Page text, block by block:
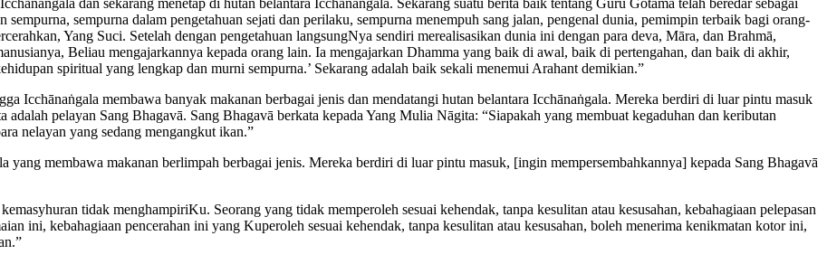
dan sekarang menetap di hutan belantara Icchānaṅgala. Sekarang suatu berita baik tentang Guru Gotama telah beredar sebagai
sempurna dalam pengetahuan sejati dan perilaku, sempurna menempuh sang jalan, pengenal dunia, pemimpin terbaik bagi orang-
Yang Suci. Setelah dengan pengetahuan langsungNya sendiri merealisasikan dunia ini dengan para deva, Māra, dan Brahmā,
Beliau mengajarkannya kepada orang lain. Ia mengajarkan Dhamma yang baik di awal, baik di pertengahan, dan baik di akhir,
spiritual yang lengkap dan murni sempurna.’ Sekarang adalah baik sekali menemui Arahant demikian.”
Icchānaṅgala membawa banyak makanan berbagai jenis dan mendatangi hutan belantara Icchānaṅgala. Mereka berdiri di luar pintu masuk
pelayan Sang Bhagavā. Sang Bhagavā berkata kepada Yang Mulia Nāgita: “Siapakah yang membuat kegaduhan dan keributan
nelayan yang sedang mengangkut ikan.”
yang membawa makanan berlimpah berbagai jenis. Mereka berdiri di luar pintu masuk, [ingin mempersembahkannya] kepada Sang Bhagavā
tidak menghampiriKu. Seorang yang tidak memperoleh sesuai kehendak, tanpa kesulitan atau kesusahan, kebahagiaan pelepasan
ini, kebahagiaan pencerahan ini yang Kuperoleh sesuai kehendak, tanpa kesulitan atau kesusahan, boleh menerima kenikmatan kotor ini,